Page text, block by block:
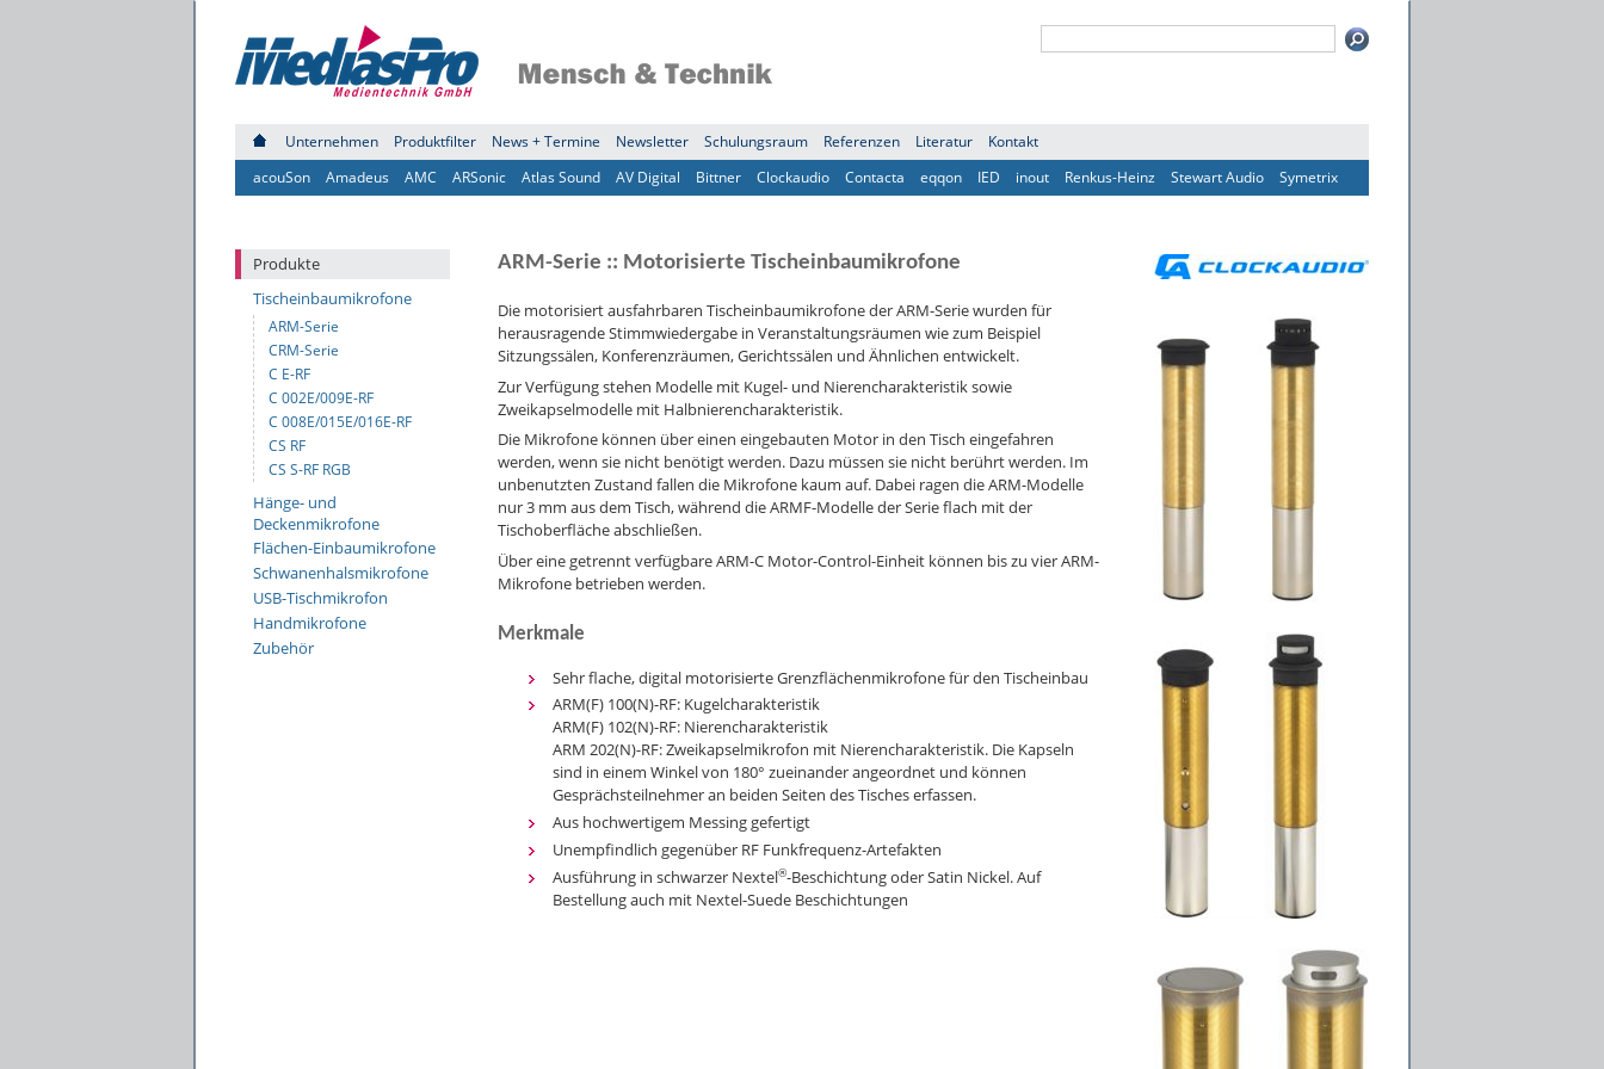
Unternehmen Produktfilter News + Termine Newsletter Schulungsraum Referenzen Literatur
Kontakt
acouSon
Amadeus AMC ARSonic Atlas Sound AV Digital Bittner Clockaudio Contacta eqqon IED inout Renkus-Heinz Stewart Audio Symetrix
Produkte
Tischeinbaumikrofone
ARM-Serie
CRM-Serie
C E-RF
C 002E/009E-RF
C 008E/015E/016E-RF
CS RF
CS S-RF RGB
Hänge- und
Deckenmikrofone
Flächen-Einbaumikrofone
Schwanenhalsmikrofone
USB-Tischmikrofon
Handmikrofone
Zubehör
ARM-Serie :: Motorisierte Tischeinbaumikrofone
Die motorisiert ausfahrbaren Tischeinbaumikrofone der ARM-Serie wurden für
herausragende Stimmwiedergabe in Veranstaltungsräumen wie zum Beispiel
Sitzungssälen, Konferenzräumen, Gerichtssälen und Ähnlichen entwickelt.
Zur Verfügung stehen Modelle mit Kugel- und Nierencharakteristik sowie
Zweikapselmodelle mit Halbnierencharakteristik.
Die Mikrofone können über einen eingebauten Motor in den Tisch eingefahren
werden, wenn sie nicht benötigt werden. Dazu müssen sie nicht berührt werden. Im
unbenutzten Zustand fallen die Mikrofone kaum auf. Dabei ragen die ARM-Modelle
nur 3 mm aus dem Tisch, während die ARMF-Modelle der Serie flach mit der
Tischoberfläche abschließen.
Über eine getrennt verfügbare ARM-C Motor-Control-Einheit können bis zu vier ARM-
Mikrofone betrieben werden.
Merkmale
Sehr flache, digital motorisierte Grenzflächenmikrofone für den Tischeinbau
ARM(F) 100(N)-RF: Kugelcharakteristik
ARM(F) 102(N)-RF: Nierencharakteristik
ARM 202(N)-RF: Zweikapselmikrofon mit Nierencharakteristik. Die Kapseln
sind in einem Winkel von 180° zueinander angeordnet und können
Gesprächsteilnehmer an beiden Seiten des Tisches erfassen.
Aus hochwertigem Messing gefertigt
Unempfindlich gegenüber RF Funkfrequenz-Artefakten
Ausführung in schwarzer Nextel®-Beschichtung oder Satin Nickel. Auf
Bestellung auch mit Nextel-Suede Beschichtungen